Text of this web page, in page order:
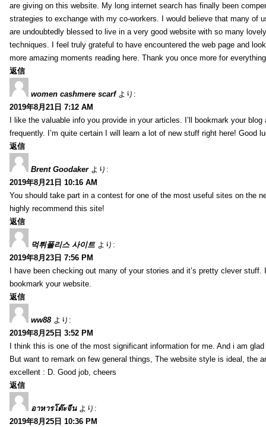
are giving on this website. My long internet search has finally been
strategies to exchange with my co-workers. I would believe that many of
are undoubtedly blessed to live in a very good website with so many
techniques. I feel truly grateful to have encountered the web page and
more amazing moments reading here. Thank you once more for
返信
women cashmere scarf より:
2019年8月21日 7:12 AM
I like the valuable info you provide in your articles. I’ll bookmark your blog
frequently. I’m quite certain I will learn a lot of new stuff right here! Good
返信
Brent Goodaker より:
2019年8月21日 10:16 AM
You should take part in a contest for one of the most useful sites on the
highly recommend this site!
返信
먹튀폴리스 사이트 より:
2019年8月23日 7:56 PM
I have been checking out many of your stories and it’s pretty clever stuff.
bookmark your website.
返信
ww88 より:
2019年8月25日 3:52 PM
I think this is one of the most significant information for me. And i am
But want to remark on few general things, The website style is ideal, the
excellent : D. Good job, cheers
返信
อาหารโต๊ะจีน より:
2019年8月25日 10:36 PM